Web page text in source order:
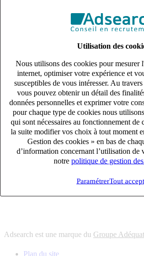
Utilisation des
Nous utilisons des cookies pour mesurer
internet, optimiser votre expérience et
susceptibles de vous intéresser. Au travers
vous pouvez obtenir un détail des
données personnelles et exprimer votre
pour chaque type de cookies nous
qui sont nécessaires au fonctionnement de
la suite modifier vos choix à tout moment
Gestion des cookies » en bas de
d’information concernant l’utilisation de
notre politique de gestion
ParamétrerTout
s'adapter à vos besoin en recrutement
10 univers
connaître votre secteur et ses enjeux
12 bureaux en France
proximité avec nos clients et nos talents
6 solutions
s'adapter à vos besoin en recrutement
10 univers
connaître votre secteur et ses enjeux
proximité avec nos clients et nos talents
Adsearch est une marque du Groupe Adéquat
Plan du site